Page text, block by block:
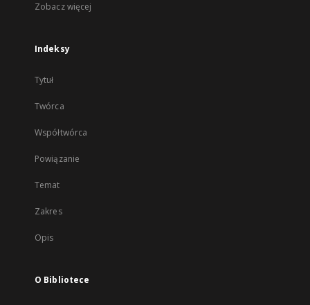
Zobacz więcej
Indeksy
Tytuł
Twórca
Współtwórca
Powiązanie
Temat
Zakres
Opis
O Bibliotece